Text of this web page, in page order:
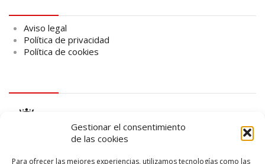
Gestionar el consentimiento
de las cookies
Para ofrecer las mejores experiencias, utilizamos tecnologías como las
Aviso legal
Política de privacidad
Política de cookies